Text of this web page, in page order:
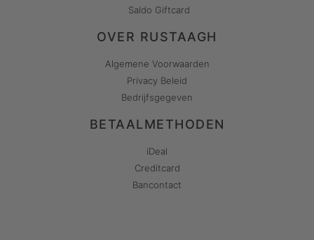
Saldo Giftcard
OVER RUSTAAGH
Algemene Voorwaarden
Privacy Beleid
Bedrijfsgegeven
BETAALMETHODEN
iDeal
Creditcard
Bancontact